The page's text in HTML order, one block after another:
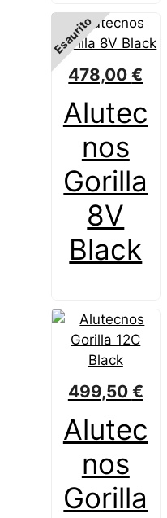
Esaurito
Alutec
nos
Gorilla
8V
Black
478,00€
Alutec
nos
Gorilla
499,50 €